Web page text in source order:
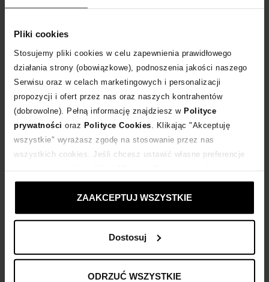
Pliki cookies
Stosujemy pliki cookies w celu zapewnienia prawidłowego
działania strony (obowiązkowe), podnoszenia jakości naszego
Serwisu oraz w celach marketingowych i personalizacji
propozycji i ofert przez nas oraz naszych kontrahentów
(dobrowolne). Pełną informację znajdziesz w Polityce
prywatności oraz Polityce Cookies . Klikając "Akceptuję
wszystkie" wyrażasz zgodę na stosowanie przez nas
wszystkich cookies. Jeśli chcesz ustawić własne preferencje
ustawienia prywatności.
ZAAKCEPTUJ WSZYSTKIE
Dostosuj
ODRZUĆ WSZYSTKIE
Dostawa od 0 zł
14 dni na zwrot towaru
+112 punktówzyskujesz w Klubie Korzyści